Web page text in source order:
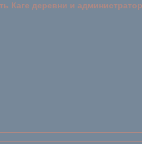
Каге деревни и